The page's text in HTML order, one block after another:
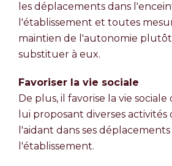
les déplacements dans
l'établissement et toutes
maintien de l'autonomie
substituer à eux.
Favoriser la vie sociale
De plus, il favorise la vie
lui proposant diverses
l'aidant dans ses
l'établissement.